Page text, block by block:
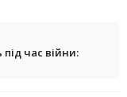
час війни: